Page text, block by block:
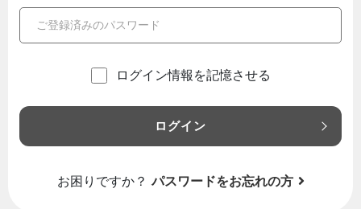
ログイン情報を記憶させる
ログイン
お困りですか？ パスワードをお忘れの方